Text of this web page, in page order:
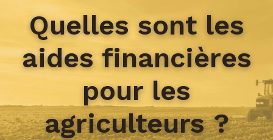
Quelles sont les
aides financières
pour les
agriculteurs ?